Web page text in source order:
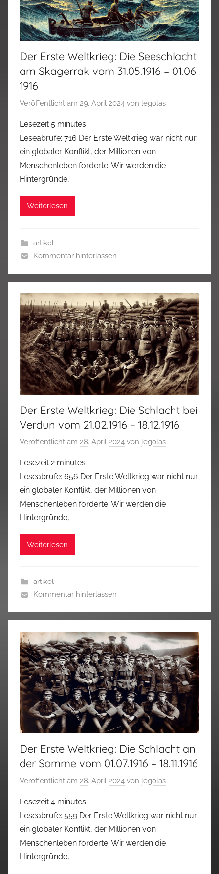
Der Erste Weltkrieg: Die Seeschlacht
am Skagerrak vom 31.05.1916 – 01.06.
1916
Veröffentlicht am 29. April 2024 von legolas
Lesezeit 5 minutes
Leseabrufe: 716 Der Erste Weltkrieg war nicht nur
ein globaler Konflikt, der Millionen von
Menschenleben forderte. Wir werden die
Hintergründe,
Weiterlesen
artikel
Kommentar hinterlassen
Der Erste Weltkrieg: Die Schlacht bei
Verdun vom 21.02.1916 – 18.12.1916
Veröffentlicht am 28. April 2024 von legolas
Lesezeit 2 minutes
Leseabrufe: 656 Der Erste Weltkrieg war nicht nur
ein globaler Konflikt, der Millionen von
Menschenleben forderte. Wir werden die
Hintergründe,
Weiterlesen
artikel
Kommentar hinterlassen
Der Erste Weltkrieg: Die Schlacht an
der Somme vom 01.07.1916 – 18.11.1916
Veröffentlicht am 28. April 2024 von legolas
Lesezeit 4 minutes
Leseabrufe: 559 Der Erste Weltkrieg war nicht nur
ein globaler Konflikt, der Millionen von
Menschenleben forderte. Wir werden die
Hintergründe,